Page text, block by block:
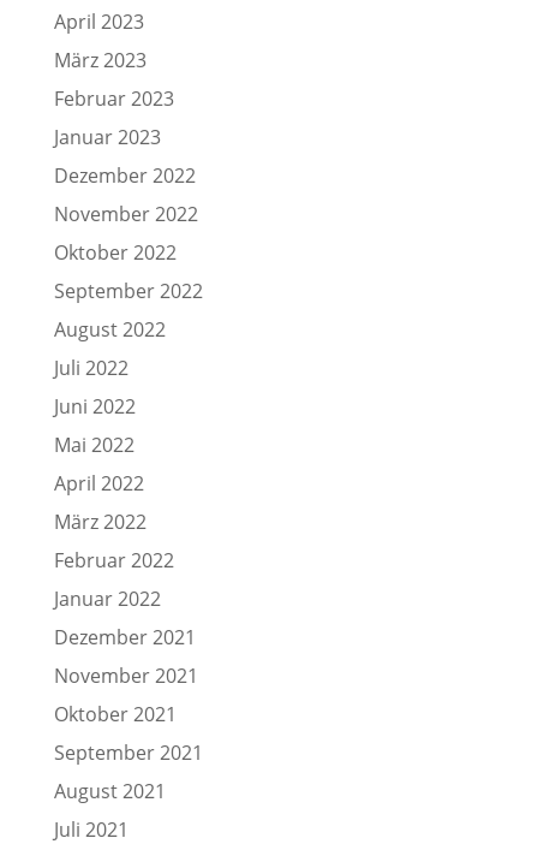
April 2023
März 2023
Februar 2023
Januar 2023
Dezember 2022
November 2022
Oktober 2022
September 2022
August 2022
Juli 2022
Juni 2022
Mai 2022
April 2022
März 2022
Februar 2022
Januar 2022
Dezember 2021
November 2021
Oktober 2021
September 2021
August 2021
Juli 2021